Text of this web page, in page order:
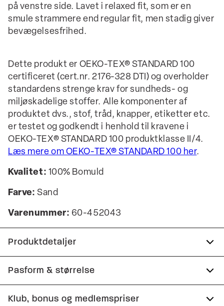
på venstre side. Lavet i relaxed fit, som er en
smule strammere end regular fit, men stadig giver
bevægelsesfrihed.
Dette produkt er OEKO-TEX® STANDARD 100
certificeret (cert.nr. 2176-328 DTI) og overholder
standardens strenge krav for sundheds- og
miljøskadelige stoffer. Alle komponenter af
produktet dvs., stof, tråd, knapper, etiketter etc.
er testet og godkendt i henhold til kravene i
OEKO-TEX® STANDARD 100 produktklasse II/4.
Læs mere om OEKO-TEX® STANDARD 100 her.
Kvalitet: 100% Bomuld
Farve: Sand
Varenummer: 60-452043
Produktdetaljer
Logomærke nederst på venstre side.
Broderi på brystet.
T-shirten har rund hals.
Pasform & størrelse
Fit:Relaxed fit
Klub, bonus og medlemspriser